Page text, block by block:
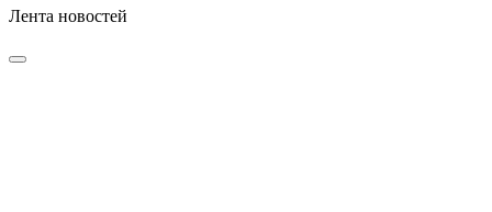
Лента новостей